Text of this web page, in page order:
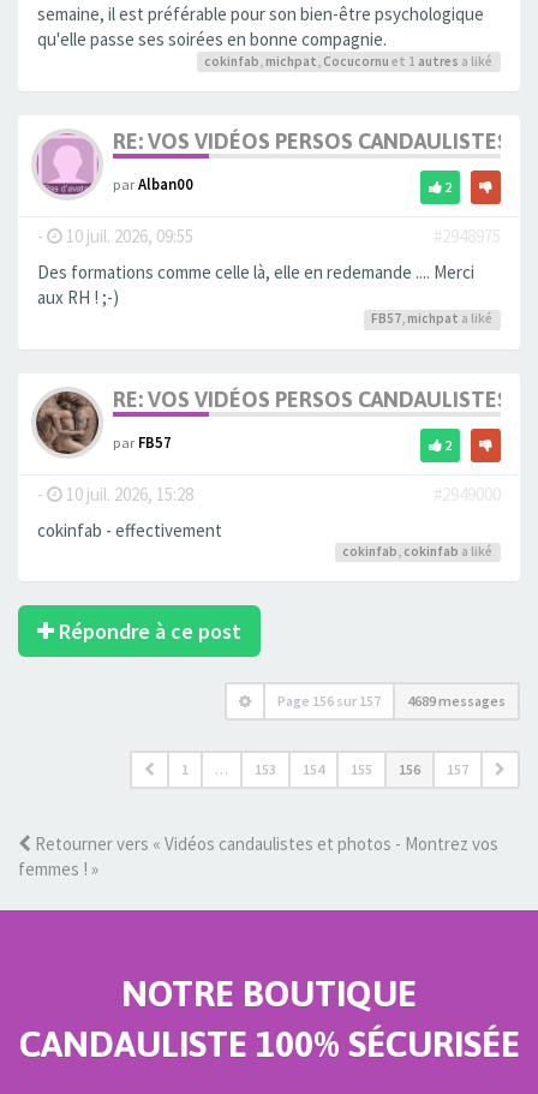
semaine, il est préférable pour son bien-être psychologique
qu'elle passe ses soirées en bonne compagnie.
cokinfab michpat Cocucornu et 1 autres a liké
RE: VOS VIDÉOS PERSOS CANDAULISTES
parAlban00 2
- 10 juil. 2026, 09:55
#2948975
Des formations comme celle là, elle en redemande .... Merci
aux RH ! ;-)
FB57, michpat a liké
RE: VOS VIDÉOS PERSOS CANDAULISTES
parFB57 2
- 10 juil. 2026, 15:28
#2949000
cokinfab - effectivement
cokinfab, cokinfab a liké
Répondre à ce post
Page 156 sur 157 4689 messages
1 … 153 154 155 156 157
Retourner vers « Vidéos candaulistes et photos - Montrez vos
femmes ! »
NOTRE BOUTIQUE
CANDAULISTE 100% SÉCURISÉE